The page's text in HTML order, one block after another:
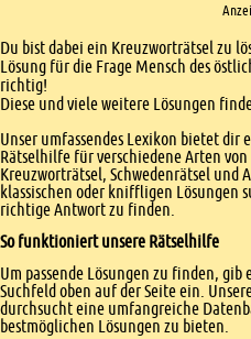
Einleitung
Du bist dabei ein Kreuzworträtsel zu
Lösung für die Frage Mensch des
richtig!
Diese und viele weitere Lösungen
Unser umfassendes Lexikon bietet
Rätselhilfe für verschiedene Arten
Kreuzworträtsel, Schwedenrätsel und
klassischen oder kniffligen
richtige Antwort zu finden.
So funktioniert unsere Rätselhilfe
Um passende Lösungen zu finden,
Suchfeld oben auf der Seite ein.
durchsucht eine umfangreiche
bestmöglichen Lösungen zu bieten.